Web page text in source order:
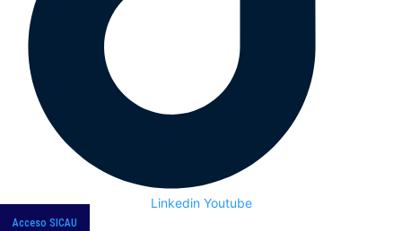
Linkedin Youtube
Acceso SICAU